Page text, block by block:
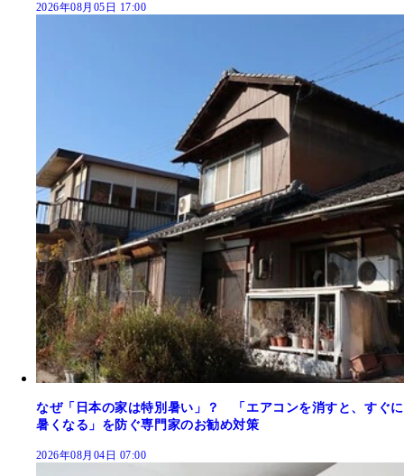
2026年08月05日 17:00
なぜ「日本の家は特別暑い」？ 「エアコンを消すと、すぐに
暑くなる」を防ぐ専門家のお勧め対策
2026年08月04日 07:00